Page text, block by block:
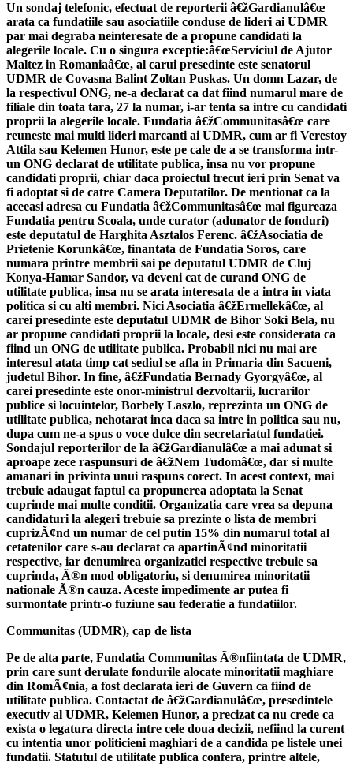
Un sondaj telefonic, efectuat de reporterii â€žGardianulâ€œ
arata ca fundatiile sau asociatiile conduse de lideri ai UDMR
par mai degraba neinteresate de a propune candidati la
alegerile locale. Cu o singura exceptie:â€œServiciul de Ajutor
Maltez in Romaniaâ€œ, al carui presedinte este senatorul
UDMR de Covasna Balint Zoltan Puskas. Un domn Lazar, de
la respectivul ONG, ne-a declarat ca dat fiind numarul mare de
filiale din toata tara, 27 la numar, i-ar tenta sa intre cu candidati
proprii la alegerile locale. Fundatia â€žCommunitasâ€œ care
reuneste mai multi lideri marcanti ai UDMR, cum ar fi Verestoy
Attila sau Kelemen Hunor, este pe cale de a se transforma intr-
un ONG declarat de utilitate publica, insa nu vor propune
candidati proprii, chiar daca proiectul trecut ieri prin Senat va
fi adoptat si de catre Camera Deputatilor. De mentionat ca la
aceeasi adresa cu Fundatia â€žCommunitasâ€œ mai figureaza
Fundatia pentru Scoala, unde curator (adunator de fonduri)
este deputatul de Harghita Asztalos Ferenc. â€žAsociatia de
Prietenie Korunkâ€œ, finantata de Fundatia Soros, care
numara printre membrii sai pe deputatul UDMR de Cluj
Konya-Hamar Sandor, va deveni cat de curand ONG de
utilitate publica, insa nu se arata interesata de a intra in viata
politica si cu alti membri. Nici Asociatia â€žErmellekâ€œ, al
carei presedinte este deputatul UDMR de Bihor Soki Bela, nu
ar propune candidati proprii la locale, desi este considerata ca
fiind un ONG de utilitate publica. Probabil nici nu mai are
interesul atata timp cat sediul se afla in Primaria din Sacueni,
judetul Bihor. In fine, â€žFundatia Bernady Gyorgyâ€œ, al
carei presedinte este onor-ministrul dezvoltarii, lucrarilor
publice si locuintelor, Borbely Laszlo, reprezinta un ONG de
utilitate publica, nehotarat inca daca sa intre in politica sau nu,
dupa cum ne-a spus o voce dulce din secretariatul fundatiei.
Sondajul reporterilor de la â€žGardianulâ€œ a mai adunat si
aproape zece raspunsuri de â€žNem Tudomâ€œ, dar si multe
amanari in privinta unui raspuns corect. In acest context, mai
trebuie adaugat faptul ca propunerea adoptata la Senat
cuprinde mai multe conditii. Organizatia care vrea sa depuna
candidaturi la alegeri trebuie sa prezinte o lista de membri
cuprizÃ¢nd un numar de cel putin 15% din numarul total al
cetatenilor care s-au declarat ca apartinÃ¢nd minoritatii
respective, iar denumirea organizatiei respective trebuie sa
cuprinda, Ã®n mod obligatoriu, si denumirea minoritatii
nationale Ã®n cauza. Aceste impedimente ar putea fi
surmontate printr-o fuziune sau federatie a fundatiilor.
Communitas (UDMR), cap de lista
Pe de alta parte, Fundatia Communitas Ã®nfiintata de UDMR,
prin care sunt derulate fondurile alocate minoritatii maghiare
din RomÃ¢nia, a fost declarata ieri de Guvern ca fiind de
utilitate publica. Contactat de â€žGardianulâ€œ, presedintele
executiv al UDMR, Kelemen Hunor, a precizat ca nu crede ca
exista o legatura directa intre cele doua decizii, nefiind la curent
cu intentia unor politicieni maghiari de a candida pe listele unei
fundatii. Statutul de utilitate publica confera, printre altele,